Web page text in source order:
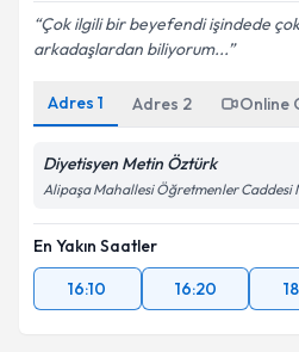
Çok ilgili bir beyefendi işindede
arkadaşlardan biliyorum...
Adres 1 Adres 2 Online
Diyetisyen Metin Öztürk
Alipaşa Mahallesi Öğretmenler Caddesi
En Yakın Saatler
16:10
16:20